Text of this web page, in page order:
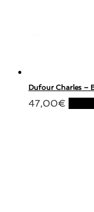
Dufour Charles –
47,00€